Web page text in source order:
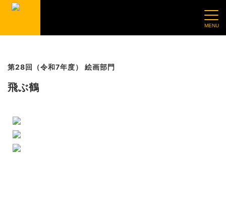
第28回（令和7年度） 絵画部門
飛ぶ鶴